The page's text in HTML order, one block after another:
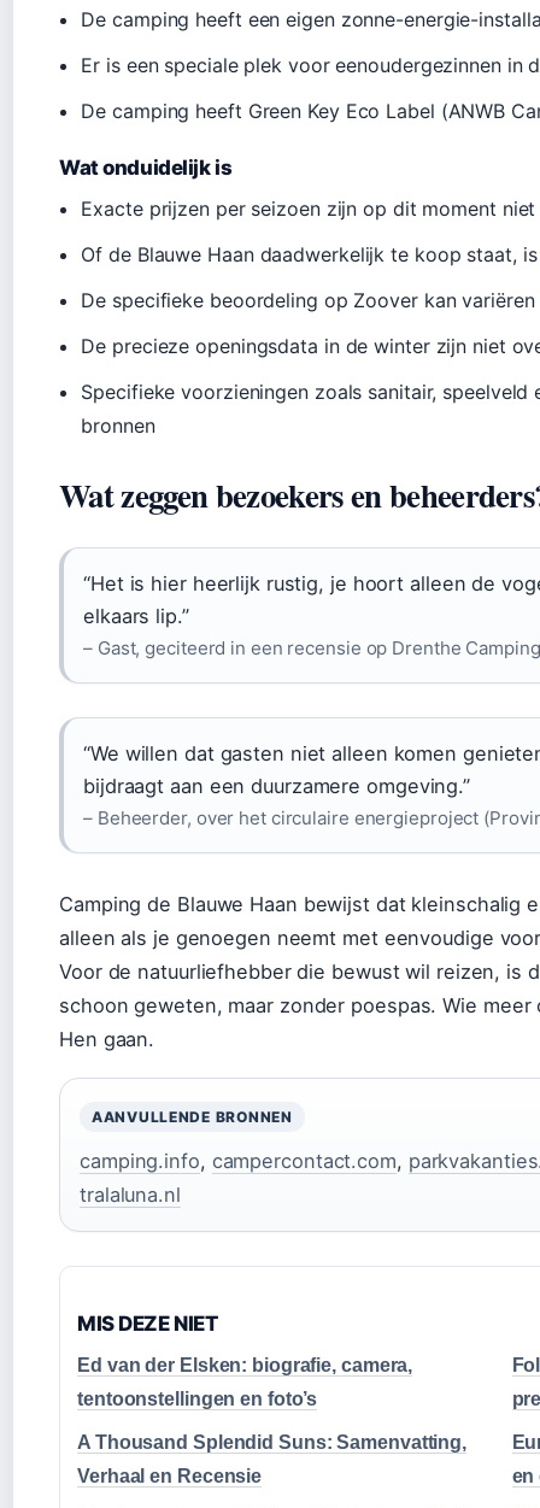
De camping heeft een eigen zonne-energie-
Er is een speciale plek voor eenoudergezinnen in
De camping heeft Green Key Eco Label (ANWB
Wat onduidelijk is
Exacte prijzen per seizoen zijn op dit moment
Of de Blauwe Haan daadwerkelijk te koop staat,
De specifieke beoordeling op Zoover kan
De precieze openingsdata in de winter zijn niet
Specifieke voorzieningen zoals sanitair,
bronnen
Wat zeggen bezoekers en
“Het is hier heerlijk rustig, je hoort alleen de
elkaars lip.”
– Gast, geciteerd in een recensie op Drenthe
“We willen dat gasten niet alleen komen
bijdraagt aan een duurzamere omgeving.”
– Beheerder, over het circulaire energieproject
Camping de Blauwe Haan bewijst dat kleinschalig
alleen als je genoegen neemt met eenvoudige
Voor de natuurliefhebber die bewust wil reizen, is
schoon geweten, maar zonder poespas. Wie
Hen gaan.
AANVULLENDE BRONNEN
camping.info, campercontact.com,
tralaluna.nl
MIS DEZE NIET
Ed van der Elsken: biografie, camera,
tentoonstellingen en foto’s
A Thousand Splendid Suns: Samenvatting,
Verhaal en Recensie
en